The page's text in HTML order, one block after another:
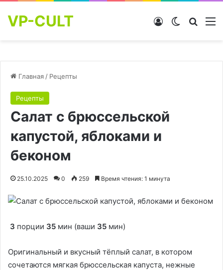
VP-CULT Switch skin
Войти
Главная / Рецепты
Рецепты
Салат с брюссельской
капустой, яблоками и
беконом
25.10.2025 0 259 Время чтения: 1 минута
3 порции 35 мин (ваши 35 мин)
Оригинальный и вкусный тёплый салат, в котором
сочетаются мягкая брюссельская капуста, нежные